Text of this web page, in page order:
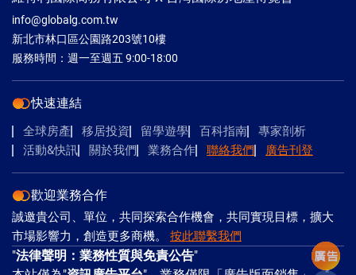
info@globalg.com.tw
新北市林口區公園路203號10樓
服務時間：週一至週五 9:00-18:00
快速連結
全球房產 移居投資 留學遊學 百科指南
專家剖析
活動&快訊
關於我們 業務合作 聯絡我們 廣告刊登
歡迎業務合作
誠邀貴公司、單位，共同探索合作機會，共同實現目標，擴大
市場影響力，創造更多商機。 按此聯繫我們
"法律聲明：業務性質與免責公告"